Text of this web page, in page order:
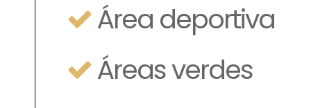
Área deportiva
Áreas verdes